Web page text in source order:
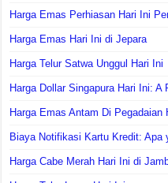
Harga Emas Perhiasan Hari Ini
Harga Emas Hari Ini di Jepara
Harga Telur Satwa Unggul Hari Ini
Harga Dollar Singapura Hari Ini: A
Harga Emas Antam Di Pegadaian
Biaya Notifikasi Kartu Kredit: Apa
Harga Cabe Merah Hari Ini di